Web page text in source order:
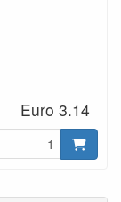
Euro 3.14